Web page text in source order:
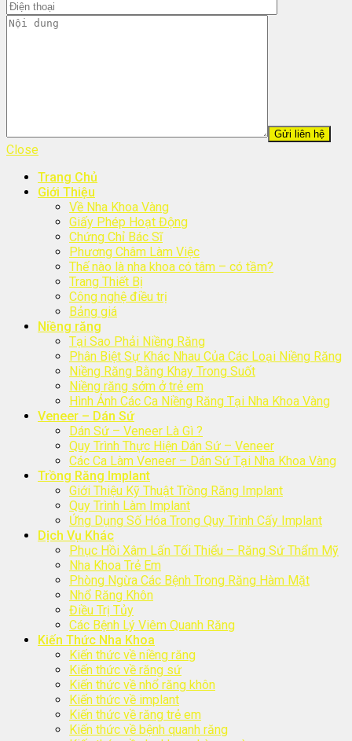
Close
Trang Chủ
Giới Thiệu
Về Nha Khoa Vàng
Giấy Phép Hoạt Động
Chứng Chỉ Bác Sĩ
Phương Châm Làm Việc
Thế nào là nha khoa có tâm – có tầm?
Trang Thiết Bị
Công nghệ điều trị
Bảng giá
Niềng răng
Tại Sao Phải Niềng Răng
Phân Biệt Sự Khác Nhau Của Các Loại Niềng Răng
Niềng Răng Bằng Khay Trong Suốt
Niềng răng sớm ở trẻ em
Hình Ảnh Các Ca Niềng Răng Tại Nha Khoa Vàng
Veneer – Dán Sứ
Dán Sứ – Veneer Là Gì ?
Quy Trình Thực Hiện Dán Sứ – Veneer
Các Ca Làm Veneer – Dán Sứ Tại Nha Khoa Vàng
Trồng Răng Implant
Giới Thiệu Kỹ Thuật Trồng Răng Implant
Quy Trình Làm Implant
Ứng Dụng Số Hóa Trong Quy Trình Cấy Implant
Dịch Vụ Khác
Phục Hồi Xâm Lấn Tối Thiểu – Răng Sứ Thẩm Mỹ
Nha Khoa Trẻ Em
Phòng Ngừa Các Bệnh Trong Răng Hàm Mặt
Nhổ Răng Khôn
Điều Trị Tủy
Các Bệnh Lý Viêm Quanh Răng
Kiến Thức Nha Khoa
Kiến thức về niềng răng
Kiến thức về răng sứ
Kiến thức về nhổ răng khôn
Kiến thức về implant
Kiến thức về răng trẻ em
Kiến thức về bệnh quanh răng